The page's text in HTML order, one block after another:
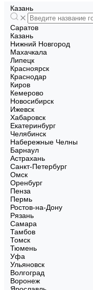
Казань
Саратов
Казань
Нижний Новгород
Махачкала
Липецк
Красноярск
Краснодар
Киров
Кемерово
Новосибирск
Ижевск
Хабаровск
Екатеринбург
Челябинск
Набережные Челны
Барнаул
Астрахань
Санкт-Петербург
Омск
Оренбург
Пенза
Пермь
Ростов-на-Дону
Рязань
Самара
Тамбов
Томск
Тюмень
Уфа
Ульяновск
Волгоград
Воронеж